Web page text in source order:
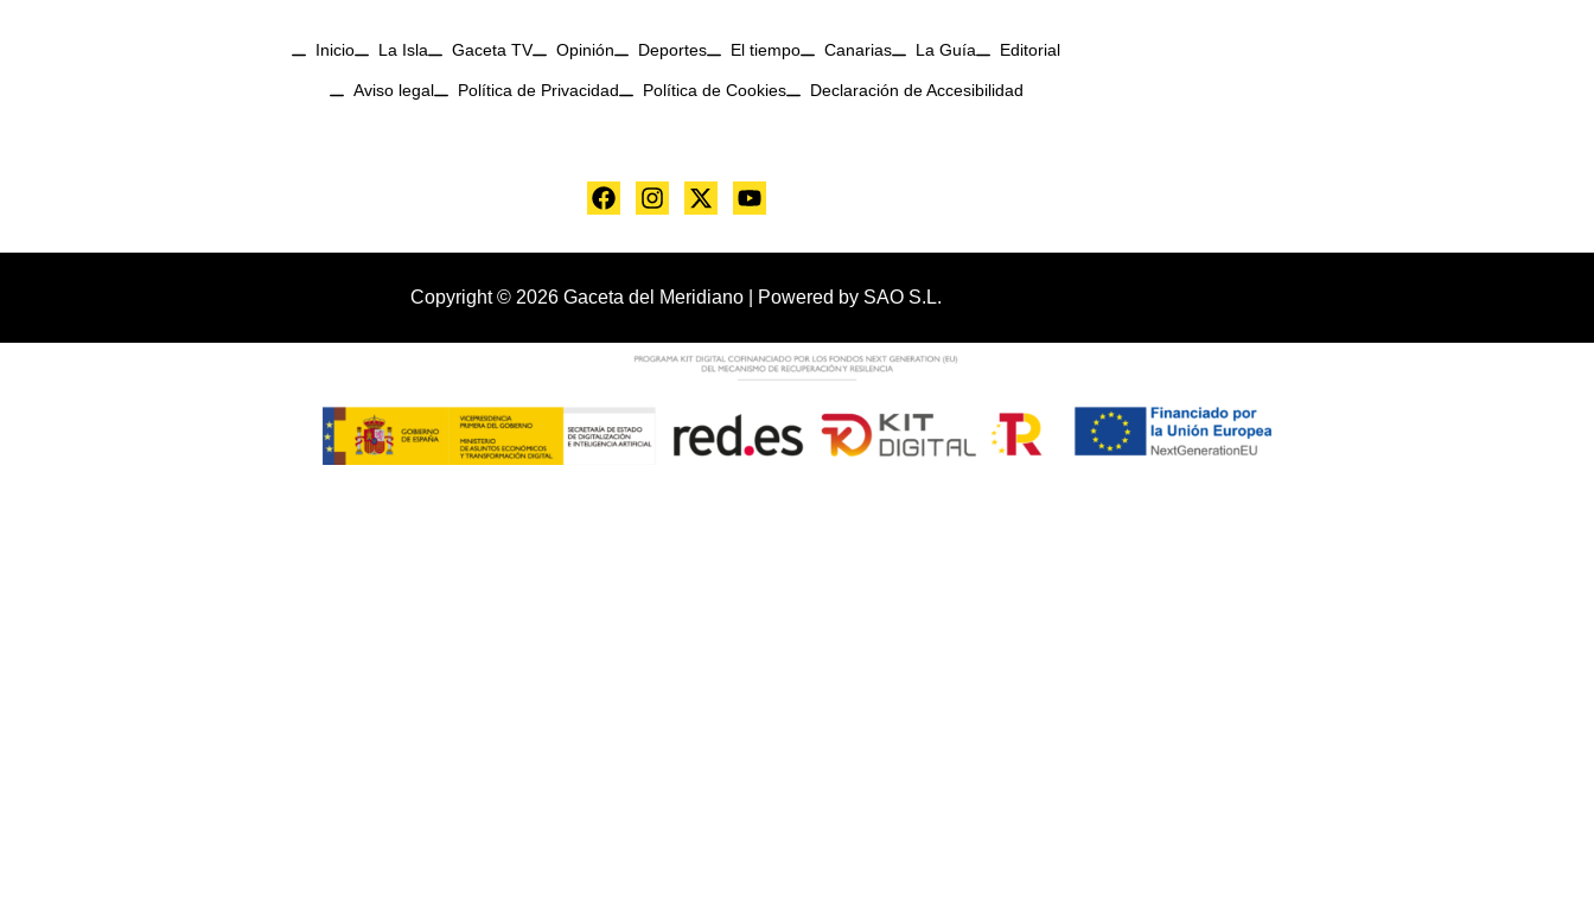
Inicio La Isla Gaceta TV Opinión Deportes El tiempo Canarias La Guía Editorial
Aviso legal Política de Privacidad Política de Cookies Declaración de Accesibilidad
Copyright © 2026 Gaceta del Meridiano | Powered by SAO S.L.